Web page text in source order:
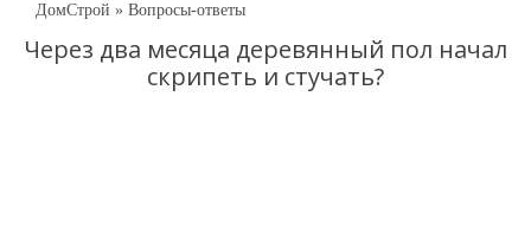
ДомСтрой » Вопросы-ответы
Через два месяца деревянный пол начал
скрипеть и стучать?